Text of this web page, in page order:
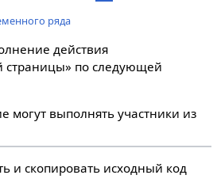
ряда
действия
страницы» по следующей
могут выполнять участники из
и скопировать исходный код